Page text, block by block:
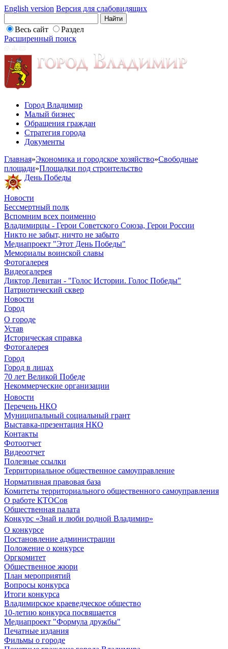
English version Версия для слабовидящих
Весь сайт
Раздел
Расширенный поиск
Город Владимир
Малый бизнес
Обращения граждан
Стратегия города
Документы
Главная»Экономика и городское хозяйство»Свободные
площади»Площадки под строительство
День Победы
Новости
Бессмертный полк
Вспомним всех поименно
Владимирцы - Герои Советского Союза, Герои России
Никто не забыт, ничто не забыто
Медиапроект "Этот День Победы"
Мемориалы воинской славы
Фотогалерея
Видеогалерея
Диктор Левитан - "Голос Истории. Голос Победы"
Патриотический сквер
Новости
Город
О городе
Устав
Историческая справка
Фотогалерея
Город
Город в лицах
70 лет Великой Победе
Некоммерческие организации
Новости
Перечень НКО
Муниципальный социальный грант
Выставка-презентация НКО
Контакты
Фотоотчет
Видеоотчет
Полезные ссылки
Территориальное общественное самоуправление
Нормативная правовая база
Комитеты территориального общественного самоуправления
О работе КТОСов
Общественная палата
Конкурс «Знай и люби родной Владимир»
О конкурсе
Постановление администрации
Положение о конкурсе
Оргкомитет
Общественное жюри
План мероприятий
Вопросы конкурса
Итоги конкурса
Владимирское краеведческое общество
10-летию конкурса посвящается
Медиапроект "Формула дружбы"
Печатные издания
Фильмы о городе